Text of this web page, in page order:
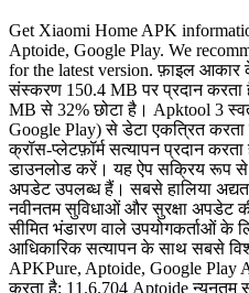
Get Xiaomi Home APK
Aptoide, Google Play. We
for the latest version. फ़ाइल
संस्करण 150.4 MB पर प्रदान
MB से 32% छोटा है। Apktool 3
Google Play) से डेटा एकत्रित
क्रॉस-प्लेटफ़ॉर्म सत्यापन प्रदान
डाउनलोड करें। यह ऐप सक्रिय रूप से
अपडेट उपलब्ध हैं। सबसे हालिया
नवीनतम सुविधाओं और सुरक्षा अपडेट
सीमित भंडारण वाले उपयोगकर्ताओं के
आधिकारिक सत्यापन के साथ सबसे
APKPure, Aptoide, Google Play
करता है: 11.6.704 Aptoide न्यूनतम